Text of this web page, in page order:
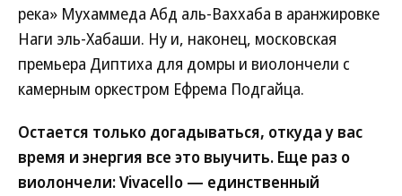
река» Мухаммеда Абд аль-Ваххаба в аранжировке
Наги эль-Хабаши. Ну и, наконец, московская
премьера Диптиха для домры и виолончели с
камерным оркестром Ефрема Подгайца.
Остается только догадываться, откуда у вас
время и энергия все это выучить. Еще раз о
виолончели: Vivacello — единственный